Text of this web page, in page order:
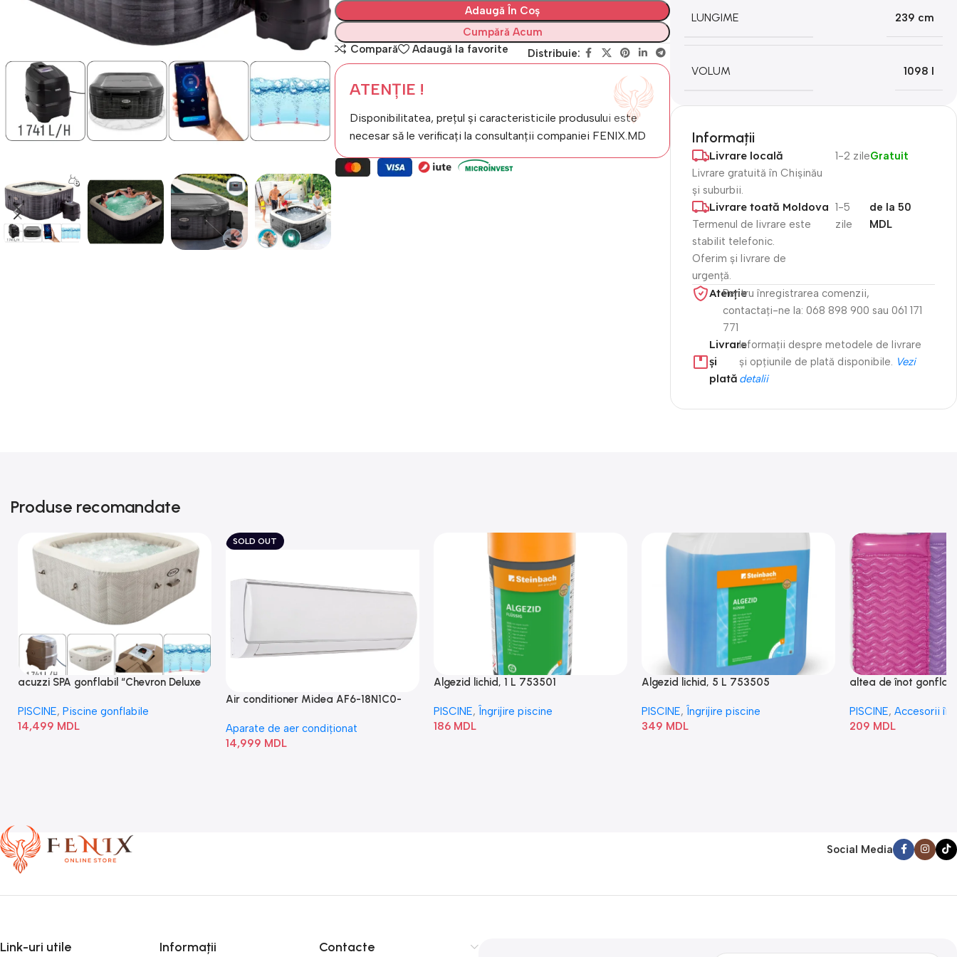
Adaugă În Coș
Cumpără Acum
Compară
Adaugă la favorite Distribuie:
ATENȚIE !
Disponibilitatea, prețul și caracteristicile produsului este
necesar să le verificați la consultanții companiei FENIX.MD
LUNGIME 239 cm
VOLUM 1098 l
Informații
Livrare locală
Livrare gratuită în Chișinău
și suburbii.
1-2 zileGratuit
Livrare toată Moldova
Termenul de livrare este
stabilit telefonic.
Oferim și livrare de
urgență.
1-5
zile
de la 50
MDL
Atenție​
Pentru înregistrarea comenzii,
contactați-ne la: 068 898 900 sau 061 171
771
Livrare
și
plată
Informații despre metodele de livrare
și opțiunile de plată disponibile.
Vezi
detalii
Produse recomandate
acuzzi SPA gonflabil “Chevron Deluxe
PISCINE, Piscine gonflabile
14,499 MDL
SOLD OUT
Air conditioner Midea AF6-18N1C0-
Aparate de aer condiționat
14,999 MDL
Algezid lichid, 1 L 753501
PISCINE, Îngrijire piscine
186 MDL
Algezid lichid, 5 L 753505
PISCINE, Îngrijire piscine
349 MDL
altea de înot
PISCINE, Accesorii
209 MDL
Social Media
Link-uri utile Informații Contacte